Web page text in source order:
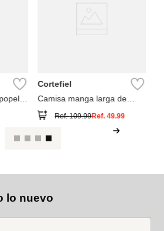
Cortefiel
Camisa manga larga de
Ref.109.99Ref.49.99
lo nuevo